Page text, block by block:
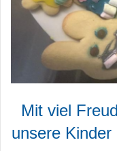
Mit viel
unsere